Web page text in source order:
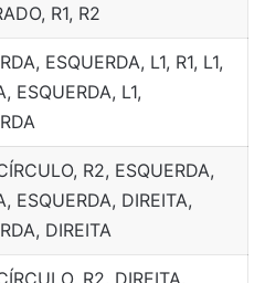
R1, R2
ESQUERDA, L1, R1, L1,
ESQUERDA, L1,
R2, ESQUERDA,
ESQUERDA, DIREITA,
DIREITA
R2, DIREITA,